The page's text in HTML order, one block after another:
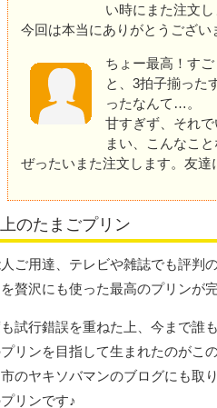
い時にまた注文
今回は本当にありがとうござい
ちょー最高！す
と、3拍子揃った
ったなんて…。
甘すぎず、それ
まい、こんなこ
ぜったいまた注文します。友
のたまごプリン
ご用達、テレビや雑誌でも評判
贅沢にも使った最高のプリンが
試行錯誤を重ねた上、今まで誰
リンを目指して生まれたのがこ
のヤキソバマンのブログにも取
リンです♪